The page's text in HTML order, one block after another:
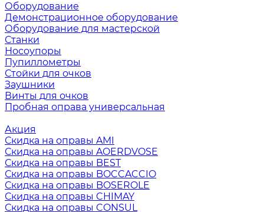
Оборудование
Демонстрационное оборудование
Оборудование для мастерской
Станки
Носоупоры
Пупиллометры
Стойки для очков
Заушники
Винты для очков
Пробная оправа универсальная
Акция
Скидка на оправы AMI
Скидка на оправы AOERDVOSE
Скидка на оправы BEST
Скидка на оправы BOCCACCIO
Скидка на оправы BOSEROLE
Скидка на оправы CHIMAY
Скидка на оправы CONSUL